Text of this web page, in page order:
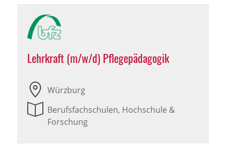
Lehrkraft (m/w/d) Pflegepädagogik
Würzburg
Berufsfachschulen, Hochschule &
Forschung